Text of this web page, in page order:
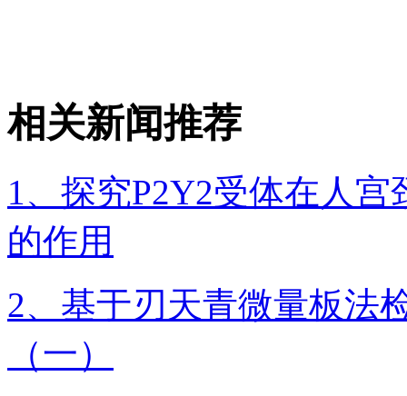
相关新闻推荐
1、探究P2Y2受体在人
的作用
2、基于刃天青微量板法
（一）